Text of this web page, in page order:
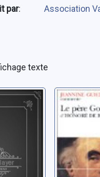
par: Association
texte
la vie
[La
Balzac,
(1799-